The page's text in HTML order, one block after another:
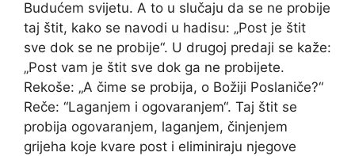
Budućem svijetu. A to u slučaju da se ne probije
taj štit, kako se navodi u hadisu: „Post je štit
sve dok se ne probije“. U drugoj predaji se kaže:
„Post vam je štit sve dok ga ne probijete.
Rekoše: „A čime se probija, o Božiji Poslaniče?“
Reče: “Laganjem i ogovaranjem“. Taj štit se
probija ogovaranjem, laganjem, činjenjem
grijeha koje kvare post i eliminiraju njegove